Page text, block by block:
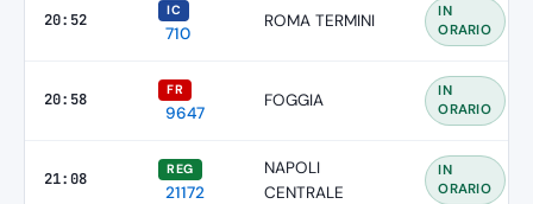
20:52
IC
710
ROMA TERMINI
IN
ORARIO
20:58
FR
9647
FOGGIA
IN
ORARIO
21:08
REG
21172
NAPOLI
CENTRALE
IN
ORARIO